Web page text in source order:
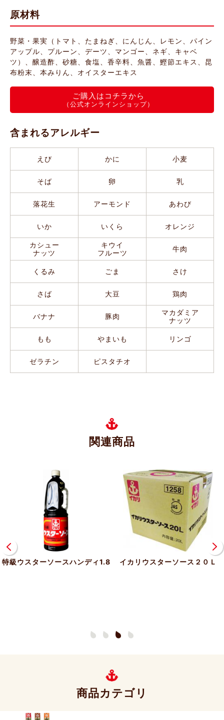
原材料
野菜・果実（トマト、たまねぎ、にんじん、レモン、パイン
アップル、プルーン、デーツ、マンゴー、ネギ、キャベ
ツ）、醸造酢、砂糖、食塩、香辛料、魚醤、鰹節エキス、昆
布粉末、本みりん、オイスターエキス
ご購入はコチラから
（公式オンラインショップ）
含まれるアレルギー
えび かに 小麦
そば 卵 乳
落花生 アーモンド あわび
いか いくら オレンジ
カシュー
ナッツ
キウイ
フルーツ
牛肉
くるみ ごま さけ
さば 大豆 鶏肉
バナナ 豚肉
マカダミア
ナッツ
もも やまいも リンゴ
ゼラチン ピスタチオ
関連商品
特級ウスターソースハンディ1.8 イカリウスターソース２０Ｌ
商品カテゴリ